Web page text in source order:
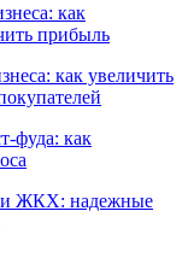
как
прибыль
как увеличить
фуда: как
и ЖКХ: надежные